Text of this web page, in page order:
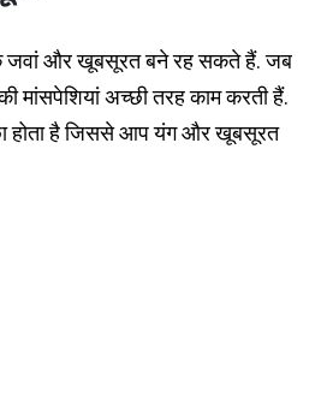
और खूबसूरत बने रह सकते हैं. जब
अच्छी तरह काम करती हैं.
होता है जिससे आप यंग और खूबसूरत